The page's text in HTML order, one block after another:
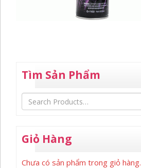
Tìm Sản Phẩm
Giỏ Hàng
Chưa có sản phẩm trong giỏ hàng.